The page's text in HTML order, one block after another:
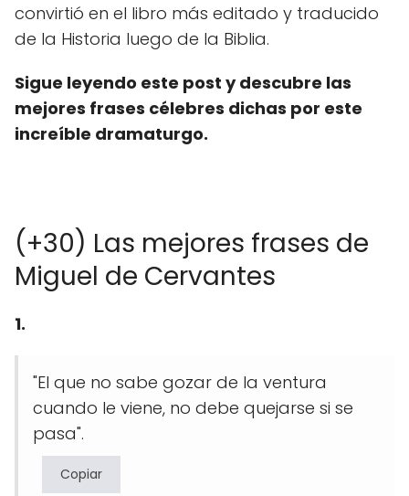
convirtió en el libro más editado y traducido
de la Historia luego de la Biblia.
Sigue leyendo este post y descubre las
mejores frases célebres dichas por este
increíble dramaturgo.
(+30) Las mejores frases de
Miguel de Cervantes
1.
"El que no sabe gozar de la ventura
cuando le viene, no debe quejarse si se
pasa".
Copiar